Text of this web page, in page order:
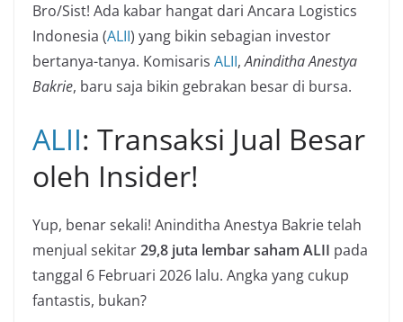
Bro/Sist! Ada kabar hangat dari Ancara Logistics
Indonesia (ALII) yang bikin sebagian investor
bertanya-tanya. Komisaris ALII,Aninditha Anestya
Bakrie, baru saja bikin gebrakan besar di bursa.
ALII: Transaksi Jual Besar
oleh Insider!
Yup, benar sekali! Aninditha Anestya Bakrie telah
menjual sekitar29,8 juta lembar saham ALII pada
tanggal 6 Februari 2026 lalu. Angka yang cukup
fantastis, bukan?